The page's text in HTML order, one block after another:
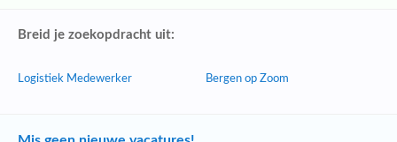
Breid je zoekopdracht uit:
Logistiek Medewerker Bergen op Zoom